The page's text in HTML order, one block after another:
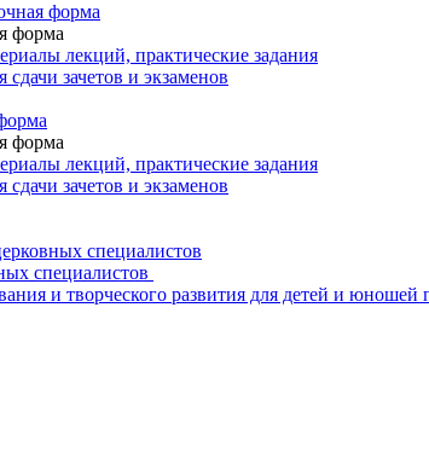
форма
форма
лекций, практические задания
сдачи зачетов и экзаменов
форма
лекций, практические задания
сдачи зачетов и экзаменов
специалистов
специалистов
и творческого развития для детей и